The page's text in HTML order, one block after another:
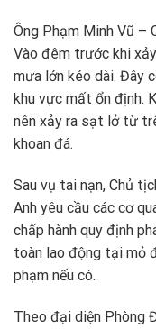
Ông Phạm Minh Vũ –
Vào đêm trước khi
mưa lớn kéo dài. Đây
khu vực mất ổn định.
nên xảy ra sạt lở từ
khoan đá.
Sau vụ tai nạn, Chủ
Anh yêu cầu các cơ
chấp hành quy định
toàn lao động tại mỏ
phạm nếu có.
Theo đại diện Phòng